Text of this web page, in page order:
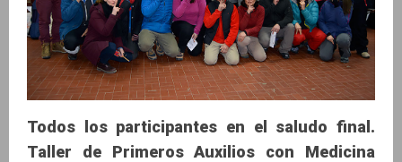
Todos los participantes en el saludo final.
Taller de Primeros Auxilios con Medicina